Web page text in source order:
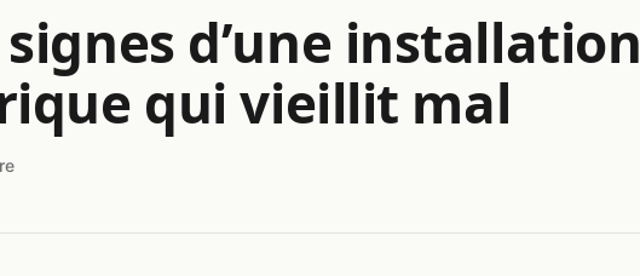
signes d’une installation
qui vieillit mal